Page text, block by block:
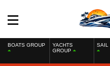
BOATS GROUP
YACHTS
GROUP
SAIL